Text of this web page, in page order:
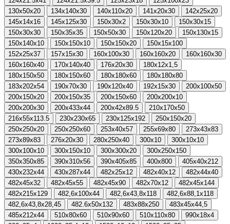
130x50x20
134x140x30 140x110x20 141x20x30
142x25x20
145x14x16
145x125x30 150x30x2 150x30x10
150x30x15
150x30x30
150x35x35 150x50x30 150x120x20
150x130x15
150x140x10
150x150x10 150x150x20
150x15x100
152x25x37
157x15x30 160x100x30 160x160x20
160x160x30
160x160x40
170x140x40 176x20x30
180x12x1,5
180x150x50
180x150x60 180x180x60
180x180x80
183x202x54
190x70x30 190x120x40 192x15x30
200x100x50
200x150x20
200x150x35 200x150x60
200x200x10
200x200x30
200x433x44 200x42x89.5
210x170x50
216x55x113.5
230x230x65 230x125x192
250x150x20
250x250x20
250x250x60 253x40x57 255x69x80
273x43x83
273x89x83
276x20x30 280x250x40 300x10
300x10x10
300x100x10
300x150x10 300x300x20
300x250x150
350x350x85
390x310x56 390x405x85 400x800
405x40x212
430x232x44
430x287x44 482x25x12 482x40x12
482x44x40
482x45x32
482x45x55 482x45x90 482x70x12
482x45x144
482x215x129
482,6x100x44 482,6x43,8x118
482,6x88,1x118
482,6x43,8x28,45
482.6x50x132 483x88x250
483x45x44,5
485x212x44
510x80x60 510x90x60 510x110x80
990x18x4